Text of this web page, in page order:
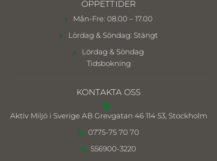
ÖPPETTIDER
Mån-Fre: 08.00 – 17.00
Lördag & Söndag: Stängt
Lördag & Söndag
Tidsbokning
KONTAKTA OSS
Aktiv Miljö i Sverige AB Grevgatan 46 114 53, Stockholm
0775-75 70 70
556900-3220